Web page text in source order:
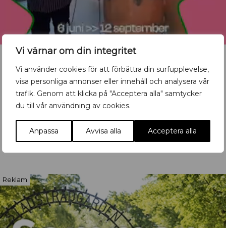
Vi värnar om din integritet
Vi använder cookies för att förbättra din surfupplevelse,
visa personliga annonser eller innehåll och analysera vår
trafik. Genom att klicka på "Acceptera alla" samtycker
du till vår användning av cookies.
Anpassa Avvisa alla Acceptera alla
Vill du synas med ditt
evenemang?
Mata in ditt event här
Reklam